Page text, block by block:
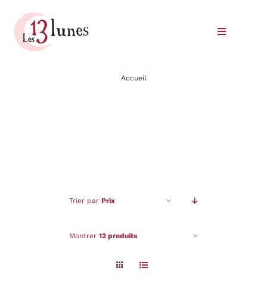
contenu
Toggle
Accueil
Trier par Prix
Montrer 12 produits